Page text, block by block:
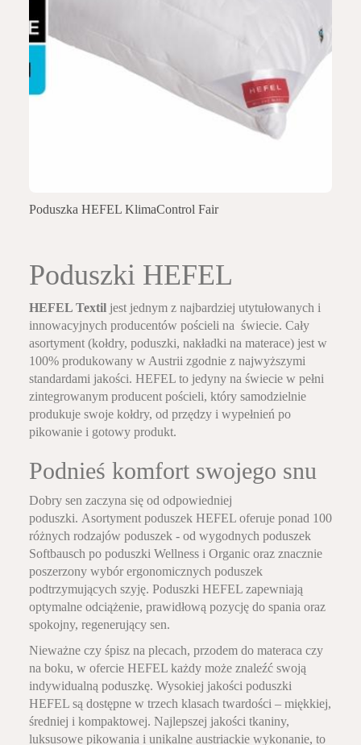
Poduszka HEFEL KlimaControl Fair
Poduszki HEFEL
HEFEL Textiljest jednym z najbardziej utytułowanych i
innowacyjnych producentów pościeli na świecie. Cały
asortyment (kołdry, poduszki, nakładki na materace) jest w
100% produkowany w Austrii zgodnie z najwyższymi
standardami jakości. HEFEL to jedyny na świecie w pełni
zintegrowanym producent pościeli, który samodzielnie
produkuje swoje kołdry, od przędzy i wypełnień po
pikowanie i gotowy produkt.
Podnieś komfort swojego snu
Dobry sen zaczyna się od odpowiedniej
poduszki. Asortyment poduszek HEFEL oferuje ponad 100
różnych rodzajów poduszek - od wygodnych poduszek
Softbausch po poduszki Wellness i Organic oraz znacznie
poszerzony wybór ergonomicznych poduszek
podtrzymujących szyję. Poduszki HEFEL zapewniają
optymalne odciążenie, prawidłową pozycję do spania oraz
spokojny, regenerujący sen.
Nieważne czy śpisz na plecach, przodem do materaca czy
na boku, w ofercie HEFEL każdy może znaleźć swoją
indywidualną poduszkę. Wysokiej jakości poduszki
HEFEL są dostępne w trzech klasach twardości – miękkiej,
średniej i kompaktowej. Najlepszej jakości tkaniny,
luksusowe pikowania i unikalne austriackie wykonanie, to